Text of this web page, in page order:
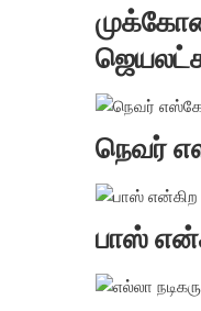
நெவர்
பாஸ்